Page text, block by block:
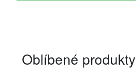
Oblíbené produkty